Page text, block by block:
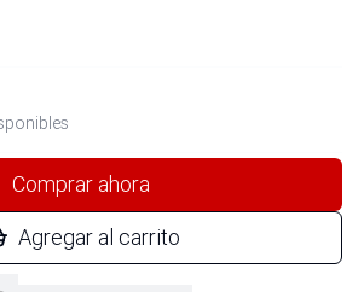
Comprar ahora
Agregar al carrito